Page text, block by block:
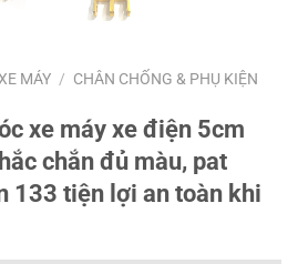
MÁY / CHÂN CHỐNG & PHỤ KIỆN
xe máy xe điện 5cm
chắn đủ màu, pat
133 tiện lợi an toàn khi